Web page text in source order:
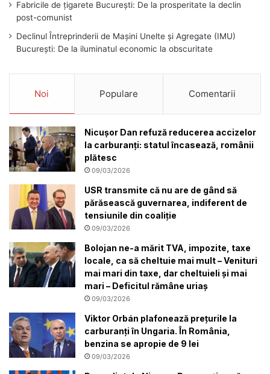
Fabricile de țigarete București: De la prosperitate la declin
post-comunist
Declinul Întreprinderii de Mașini Unelte și Agregate (IMU)
București: De la iluminatul economic la obscuritate
Noi Populare Comentarii
Nicușor Dan refuză reducerea accizelor
la carburanți: statul încasează, românii
plătesc
09/03/2026
USR transmite că nu are de gând să
părăsească guvernarea, indiferent de
tensiunile din coaliție
09/03/2026
Bolojan ne-a mărit TVA, impozite, taxe
locale, ca să cheltuie mai mult – Venituri
mai mari din taxe, dar cheltuieli și mai
mari – Deficitul rămâne uriaș
09/03/2026
Viktor Orbán plafonează prețurile la
carburanți în Ungaria. În România,
benzina se apropie de 9 lei
09/03/2026